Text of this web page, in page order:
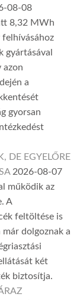
08-08
8,32 MWh
gyártásával
azon
a
gyorsan
DE EGYELŐRE
2026-08-07
működik az
A
feltöltése is
dolgoznak a
két
biztosítja.